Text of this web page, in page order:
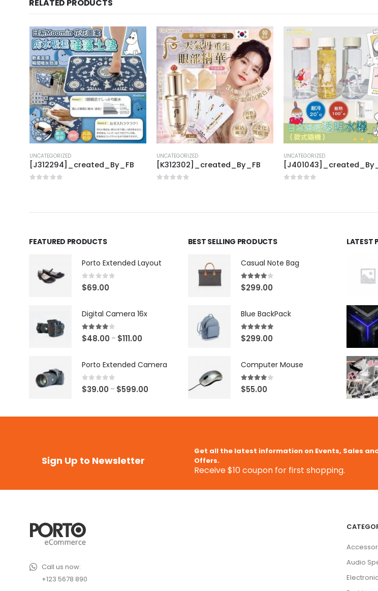
RELATED PRODUCTS
UNCATEGORIZED
[J312294]_created_By_FB
UNCATEGORIZED
[K312302]_created_By_FB
UNCATEGORIZED
FEATURED PRODUCTS
Porto Extended Layout
0 out of 5
$69.00
Digital Camera 16x
4.00 out of 5
$48.00 – $111.00
Porto Extended Camera
0 out of 5
$39.00 – $599.00
BEST SELLING PRODUCTS
Casual Note Bag
4.00out of 5
$299.00
Blue BackPack
5.00out of 5
$299.00
Computer Mouse
4.00 out of 5
$55.00
LATEST
Sign Up to Newsletter
Get all the latest information on Events, Sales
Offers.
Receive $10 coupon for first shopping.
Call us now:
+123 5678 890
Audio